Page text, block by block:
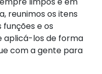
reunimos os itens
funções e os
aplicá-los de forma
com a gente para